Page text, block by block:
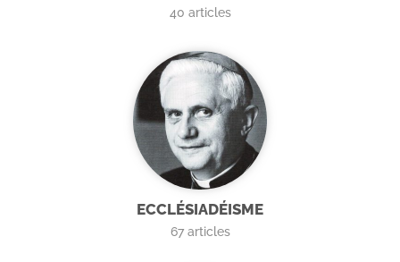
40 articles
ECCLÉSIADÉISME
67articles